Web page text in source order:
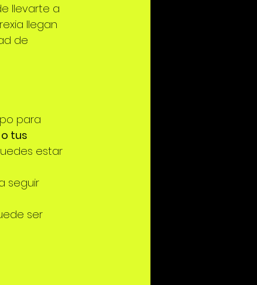
llevarte a
llegan
de
para
tus
estar
seguir
ser